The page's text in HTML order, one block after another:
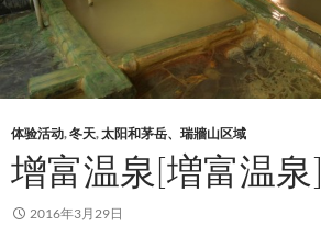
体验活动,冬天,太阳和茅岳、瑞牆山区域
增富温泉[増富温泉]
2016年3月29日